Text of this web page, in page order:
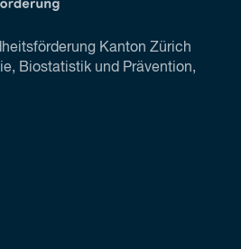
Kanton Zürich
Biostatistik und Prävention,